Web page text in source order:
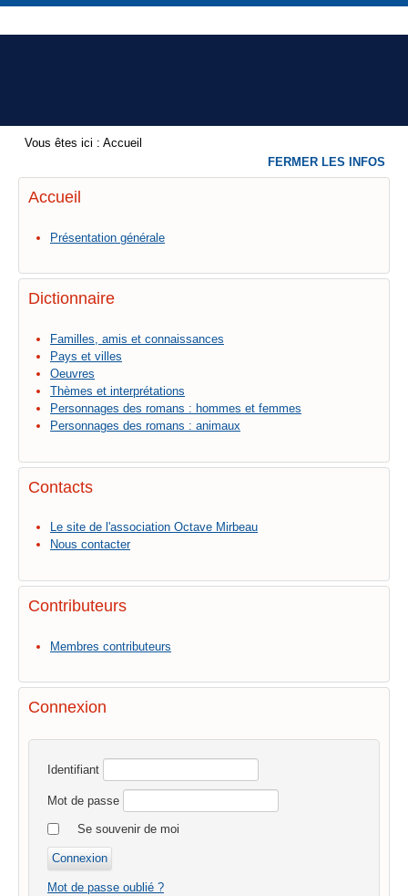
Vous êtes ici : Accueil
Accueil
Présentation générale
Dictionnaire
Familles, amis et connaissances
Pays et villes
Oeuvres
Thèmes et interprétations
Personnages des romans : hommes et femmes
Personnages des romans : animaux
Contacts
Le site de l'association Octave Mirbeau
Nous contacter
Contributeurs
Membres contributeurs
Connexion
Identifiant
Mot de passe
Se souvenir de moi
Mot de passe oublié ?
FERMER LES INFOS